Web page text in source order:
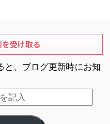
受け取る
と、ブログ更新時にお知